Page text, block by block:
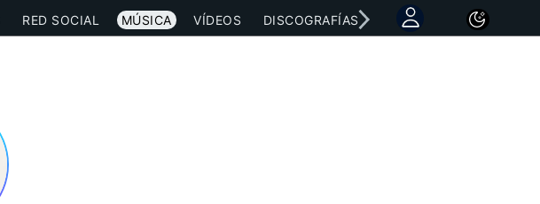
RED SOCIAL MÚSICA VÍDEOS DISCOGRAFÍAS CONCIERTOS LETRAS